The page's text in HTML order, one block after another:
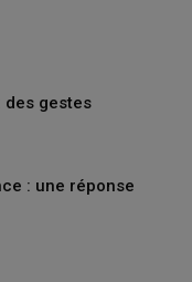
des gestes
: une réponse